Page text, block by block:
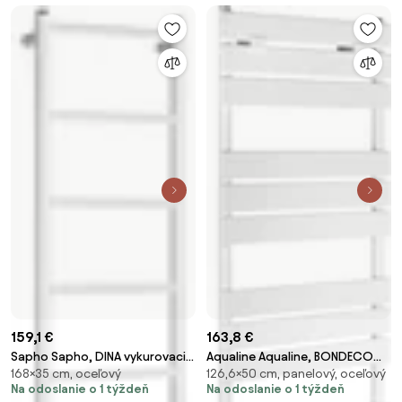
159,1 €
Sapho Sapho, DINA vykurovacie
teleso 350x1680mm, biela,
IR378TW
168×35 cm, oceľový
Na odoslanie o 1 týždeň
163,8 €
Aqualine Aqualine, BONDECO
vykurovacie teleso
500x1266mm, biela, DC512W
126,6×50 cm, panelový, oceľový
Na odoslanie o 1 týždeň